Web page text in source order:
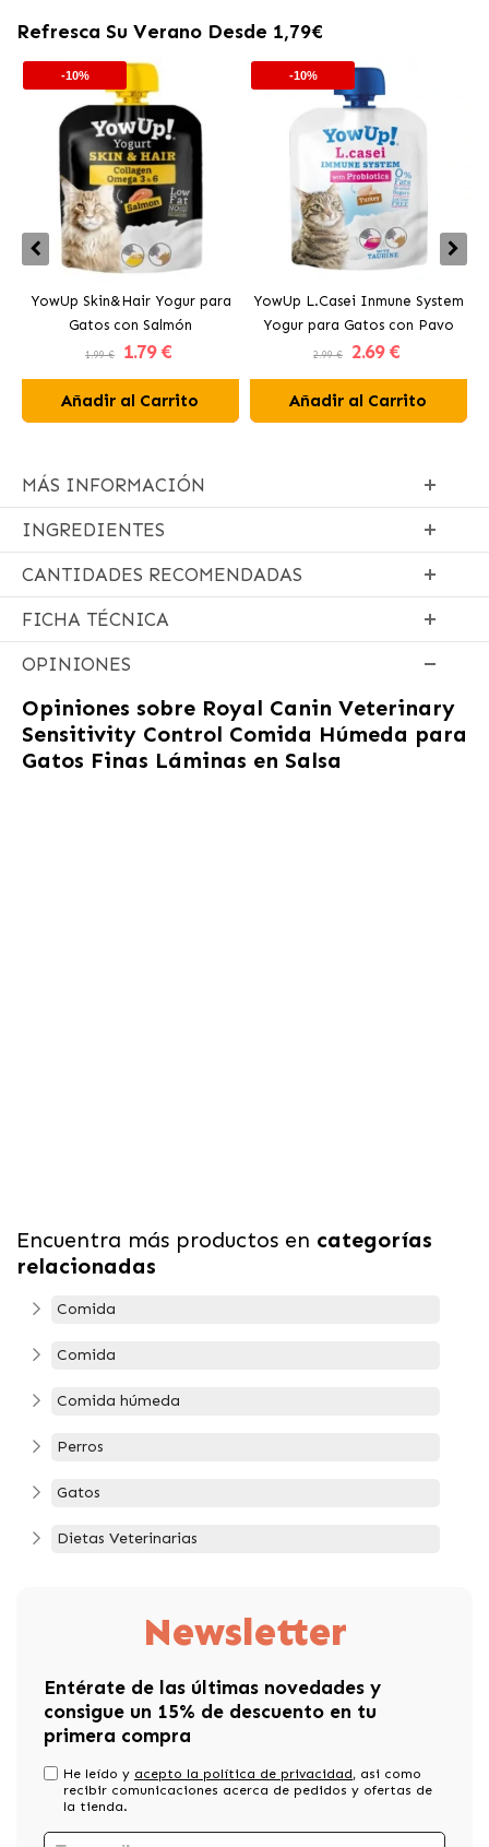
Refresca Su Verano Desde 1,79€
-10%
YowUp Skin&Hair Yogur para
Gatos con Salmón
1.99 € 1.79 €
Añadir al Carrito
-10%
YowUp L.Casei Inmune System
Yogur para Gatos con Pavo
2.99 € 2.69 €
Añadir al Carrito
MÁS INFORMACIÓN
INGREDIENTES
CANTIDADES RECOMENDADAS
FICHA TÉCNICA
OPINIONES
Opiniones sobre Royal Canin Veterinary
Sensitivity Control Comida Húmeda para
Gatos Finas Láminas en Salsa
Encuentra más productos en categorías
relacionadas
Comida
Comida
Comida húmeda
Perros
Gatos
Dietas Veterinarias
Newsletter
Entérate de las últimas novedades y
consigue un 15% de descuento en tu
primera compra
He leído y acepto la política de privacidad, asi como
recibir comunicaciones acerca de pedidos y ofertas de
la tienda.